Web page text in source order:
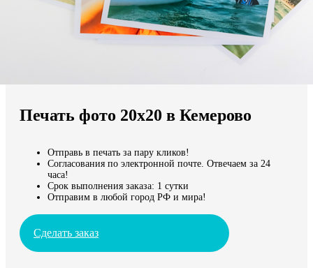
Мы доставляем по всему миру
Продолжить без города
Печать фото 20х20 в Кемерово
Отправь в печать за пару кликов!
Согласования по электронной почте. Отвечаем за 24
часа!
Срок выполнения заказа: 1 сутки
Отправим в любой город РФ и мира!
Сделать заказ